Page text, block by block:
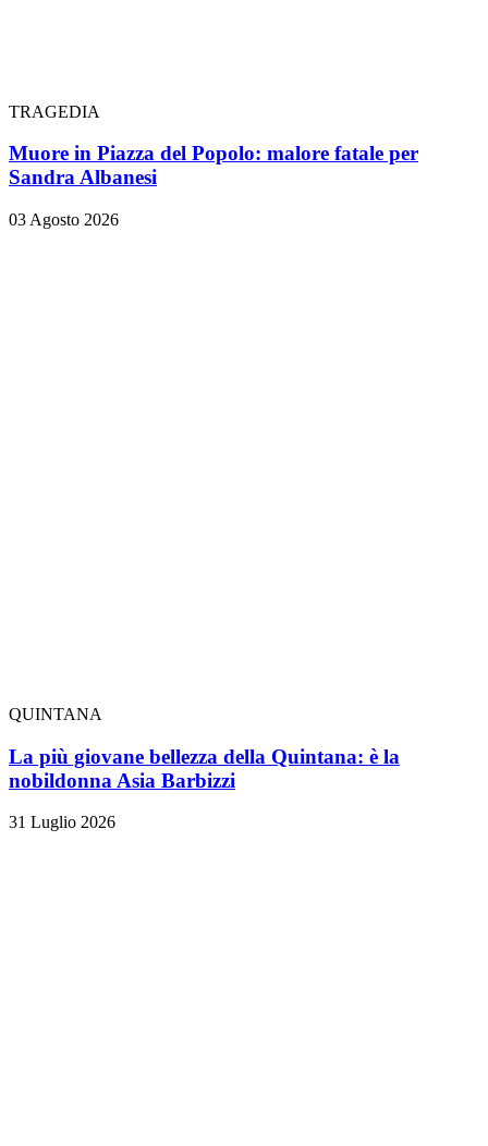
TRAGEDIA
Muore in Piazza del Popolo: malore fatale per
Sandra Albanesi
03 Agosto 2026
QUINTANA
La più giovane bellezza della Quintana: è la
nobildonna Asia Barbizzi
31 Luglio 2026